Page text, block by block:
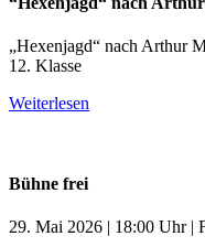
„Hexenjagd“ nach Arthur
12. Klasse
Weiterlesen
Bühne frei
29. Mai 2026 | 18:00 Uhr |